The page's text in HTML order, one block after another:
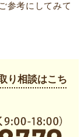
参考にしてみて
り相談はこち